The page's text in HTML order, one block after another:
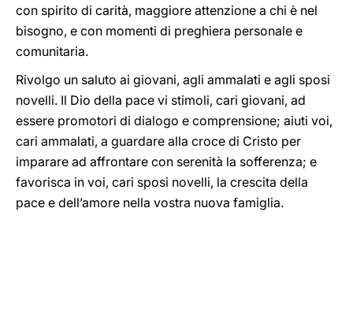
con spirito di carità, maggiore attenzione a chi è nel
bisogno, e con momenti di preghiera personale e
comunitaria.
Rivolgo un saluto ai giovani, agli ammalati e agli sposi
novelli. Il Dio della pace vi stimoli, cari giovani, ad
essere promotori di dialogo e comprensione; aiuti voi,
cari ammalati, a guardare alla croce di Cristo per
imparare ad affrontare con serenità la sofferenza; e
favorisca in voi, cari sposi novelli, la crescita della
pace e dell’amore nella vostra nuova famiglia.